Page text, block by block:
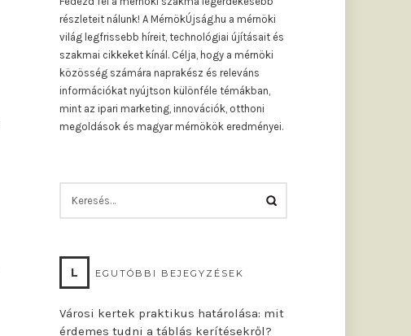
részleteit nálunk! A MérnökÚjság.hu a mérnöki
világ legfrissebb híreit, technológiai újításait és
szakmai cikkeket kínál. Célja, hogy a mérnöki
közösség számára naprakész és releváns
információkat nyújtson különféle témákban,
mint az ipari marketing, innovációk, otthoni
megoldások és magyar mérnökök eredményei.
L EGUTÓBBI BEJEGYZÉSEK
Városi kertek praktikus határolása: mit
érdemes tudni a táblás kerítésekről?